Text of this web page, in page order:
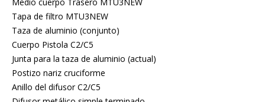
Tapa de filtro MTU3NEW
Taza de aluminio (conjunto)
Cuerpo Pistola C2/C5
Junta para la taza de aluminio (actual)
Postizo nariz cruciforme
Anillo del difusor C2/C5